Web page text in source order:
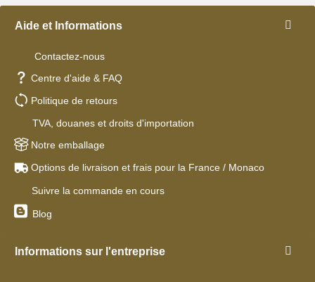
Aide et Informations
Contactez-nous
Centre d'aide & FAQ
Politique de retours
TVA, douanes et droits d'importation
Notre emballage
Options de livraison et frais pour la France / Monaco
Suivre la commande en cours
Blog
Informations sur l'entreprise